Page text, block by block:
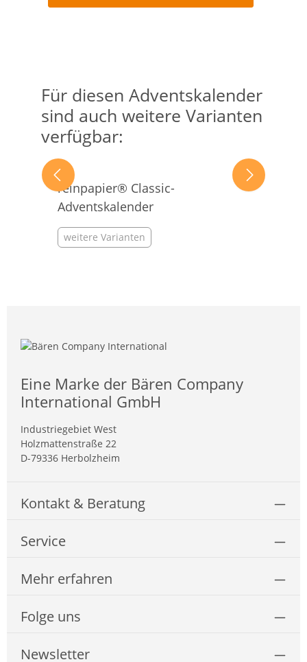
Produktgalerie überspringen
Für diesen Adventskalender
sind auch weitere Varianten
verfügbar:
reinpapier® Classic-
Adventskalender
weitere Varianten
Eine Marke der Bären Company
International GmbH
Industriegebiet West
Holzmattenstraße 22
D-79336 Herbolzheim
Kontakt & Beratung
Service
Mehr erfahren
Folge uns
Newsletter